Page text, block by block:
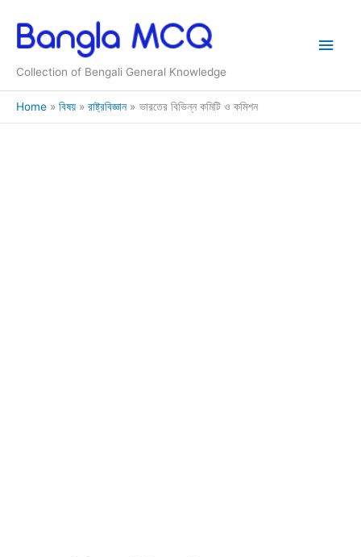
content
Collection of Bengali General Knowledge
Main
Home বিষয় রাষ্ট্রবিজ্ঞান ভারতের বিভিন্ন কমিটি ও কমিশন